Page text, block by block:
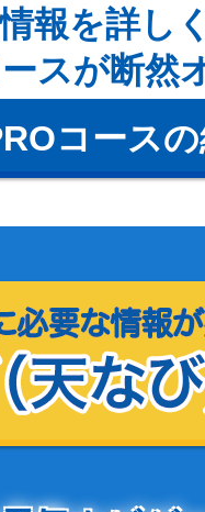
報を詳し
スが断然
コース